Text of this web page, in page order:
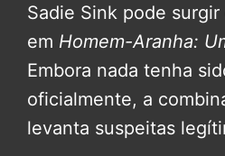
Sadie Sink pode surgir
em Homem-Aranha:
Embora nada tenha
oficialmente, a
levanta suspeitas